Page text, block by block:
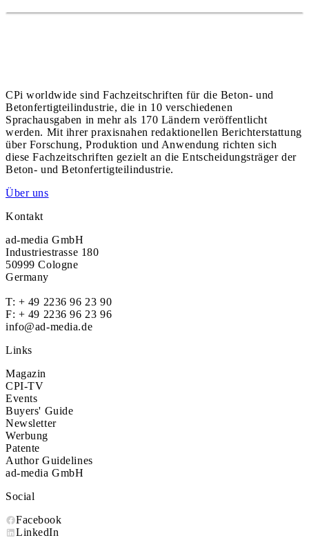
CPi worldwide sind Fachzeitschriften für die Beton- und
Betonfertigteilindustrie, die in 10 verschiedenen
Sprachausgaben in mehr als 170 Ländern veröffentlicht
werden. Mit ihrer praxisnahen redaktionellen Berichterstattung
über Forschung, Produktion und Anwendung richten sich
diese Fachzeitschriften gezielt an die Entscheidungsträger der
Beton- und Betonfertigteilindustrie.
Über uns
Kontakt
ad-media GmbH
Industriestrasse 180
50999 Cologne
Germany
T: + 49 2236 96 23 90
F: + 49 2236 96 23 96
info@ad-media.de
Links
Magazin
CPI-TV
Events
Buyers' Guide
Newsletter
Werbung
Patente
Author Guidelines
ad-media GmbH
Social
Facebook
LinkedIn